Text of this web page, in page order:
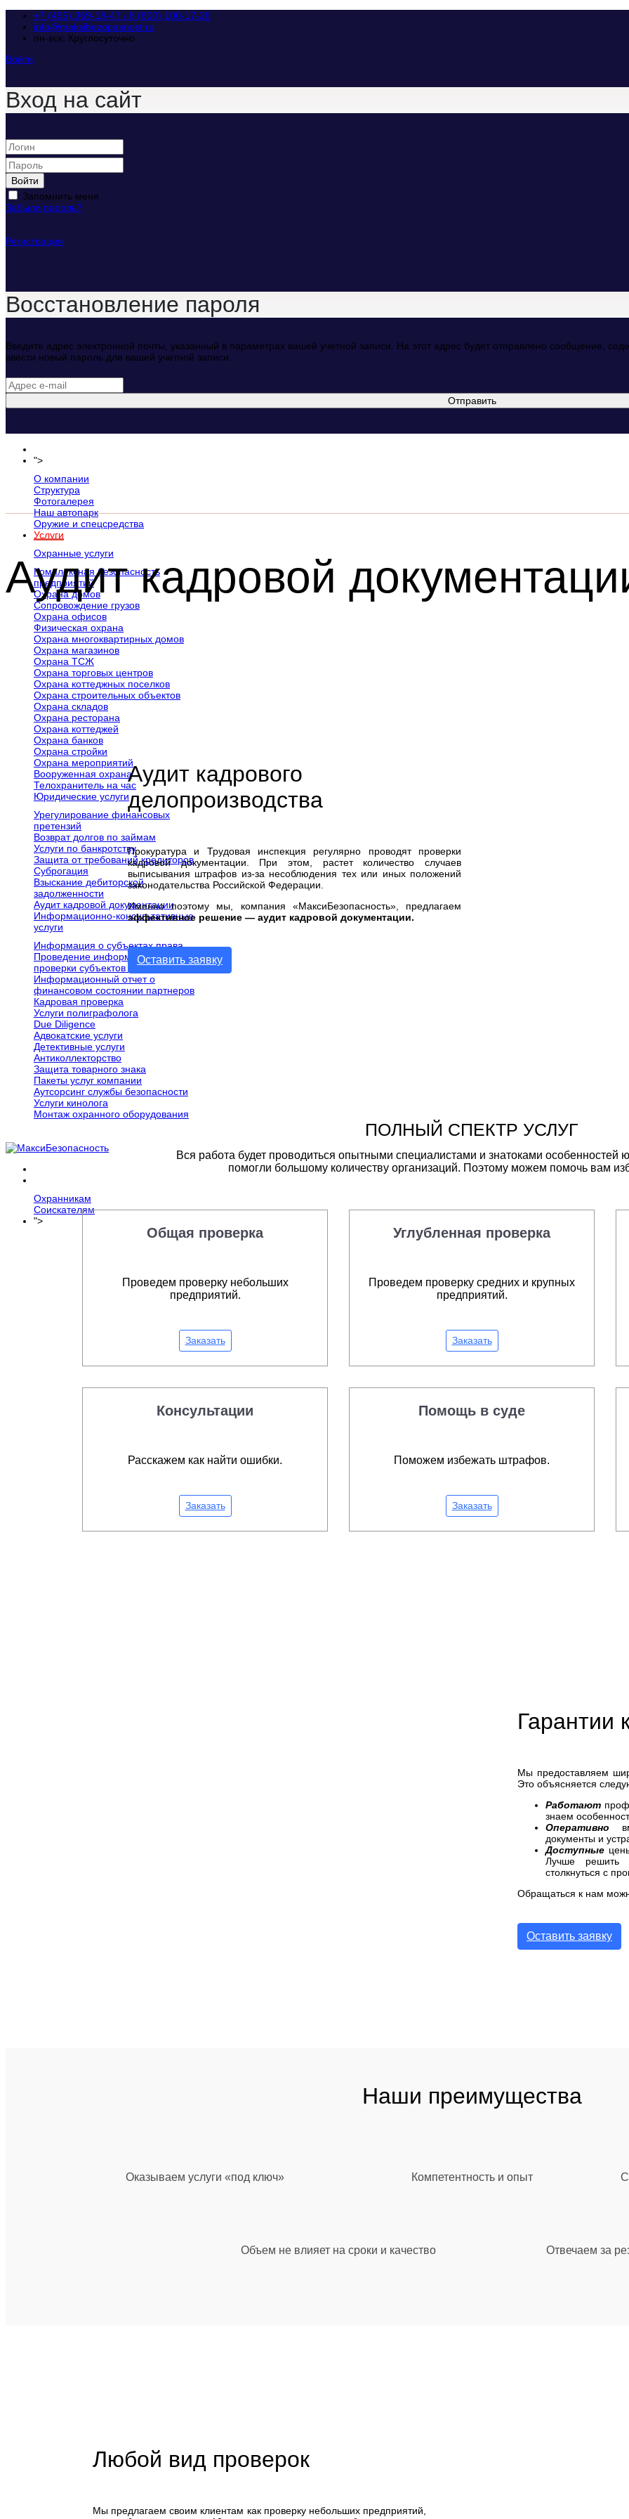
+7 (495) 369-18-47 / 8 (800) 100-17-26
info@maksibezopasnost.ru
пн-вск: Круглосуточно
Войти
Вход на сайт
Войти
Запомнить меня
Забыли пароль?
Регистрация
Восстановление пароля
Введите адрес электронной почты, указанный в параметрах вашей учетной записи. На этот адрес будет отправлено сообщение,
ввести новый пароль для вашей учетной записи.
Отправить
">
О компании
Структура
Фотогалерея
Наш автопарк
Оружие и спецсредства
Услуги
Охранные услуги
Комплексная безопасность
предприятий
Охрана домов
Сопровождение грузов
Охрана офисов
Физическая охрана
Охрана многоквартирных домов
Охрана магазинов
Охрана ТСЖ
Охрана торговых центров
Охрана коттеджных поселков
Охрана строительных объектов
Охрана складов
Охрана ресторана
Охрана коттеджей
Охрана банков
Охрана стройки
Охрана мероприятий
Вооруженная охрана
Телохранитель на час
Юридические услуги
Урегулирование финансовых
претензий
Возврат долгов по займам
Услуги по банкротству
Защита от требований кредиторов
Суброгация
Взыскание дебиторской
задолженности
Аудит кадровой документации
Информационно-консультативные
услуги
Информация о субъектах права
Проведение информационной
проверки субъектов права
Информационный отчет о
финансовом состоянии партнеров
Кадровая проверка
Услуги полиграфолога
Due Diligence
Адвокатские услуги
Детективные услуги
Антиколлекторство
Защита товарного знака
Пакеты услуг компании
Аутсорсинг службы безопасности
Услуги кинолога
Монтаж охранного оборудования
Охранникам
Соискателям
">
Аудит кадровой
Аудит кадрового
делопроизводства
Прокуратура и Трудовая инспекция регулярно проводят проверки
кадровой документации. При этом, растет количество случаев
выписывания штрафов из-за несоблюдения тех или иных положений
законодательства Российской Федерации.
Именно поэтому мы, компания «МаксиБезопасность», предлагаем
эффективное решение — аудит кадровой документации.
Оставить заявку
ПОЛНЫЙ СПЕКТР УСЛУГ
Вся работа будет проводиться опытными специалистами и знатоками особенностей
помогли большому количеству организаций. Поэтому можем помочь вам
Общая проверка
Проведем проверку небольших
предприятий.
Заказать
Консультации
Расскажем как найти ошибки.
Заказать
Углубленная проверка
Проведем проверку средних и крупных
предприятий.
Заказать
Помощь в суде
Поможем избежать штрафов.
Заказать
Гарантии
Мы предоставляем
Это объясняется
Работают
знаем
Оперативно
документы и
Доступные
Лучше решить
столкнуться с
Обращаться к нам
Оставить заявку
Наши преимущества
Оказываем услуги «под ключ» Компетентность и опыт
Объем не влияет на сроки и качество Отвечаем за
Любой вид проверок
Мы предлагаем своим клиентам как проверку небольших предприятий,